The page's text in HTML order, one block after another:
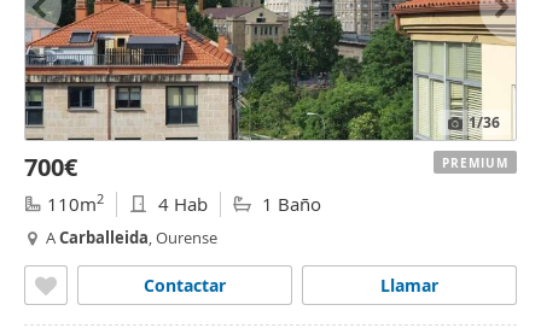
1/36
700€
110m2 4 Hab 1 Baño
ACarballeida, Ourense
Llamar
Contactar
PREMIUM